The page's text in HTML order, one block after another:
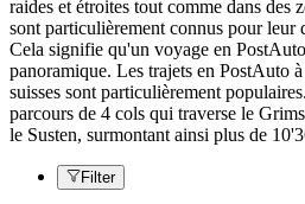
raides et étroites tout comme dans des
sont particulièrement connus pour leur
Cela signifie qu'un voyage en
panoramique. Les trajets en PostAuto
suisses sont particulièrement
parcours de 4 cols qui traverse le
le Susten, surmontant ainsi plus de
Filter